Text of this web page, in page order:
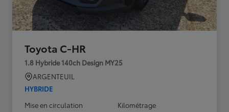
Toyota C-HR
1.8 Hybride 140ch Design MY25
ARGENTEUIL
HYBRIDE
Mise en circulation
Kilométrage